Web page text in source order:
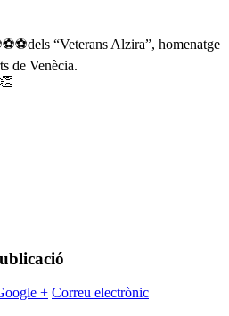
“Veterans Alzira”, homenatge
de Venècia.
+ Correu electrònic